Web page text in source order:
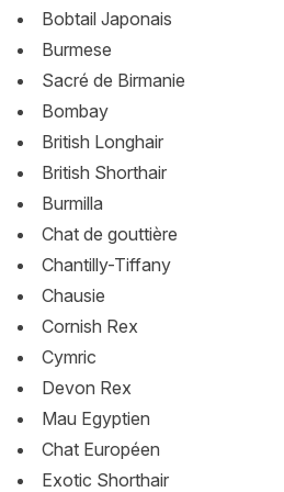
Bobtail Japonais
Burmese
Sacré de Birmanie
Bombay
British Longhair
British Shorthair
Burmilla
Chat de gouttière
Chantilly-Tiffany
Chausie
Cornish Rex
Cymric
Devon Rex
Mau Egyptien
Chat Européen
Exotic Shorthair